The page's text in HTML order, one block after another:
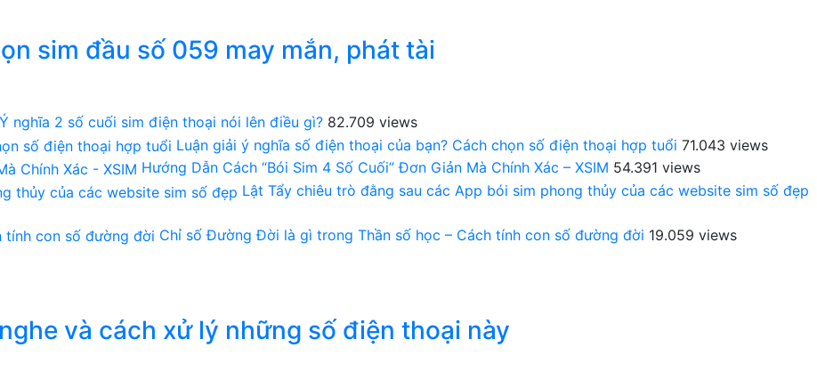
sim đầu số 059 may mắn, phát tài
Ý nghĩa 2 số cuối sim điện thoại nói lên điều gì? 82.709 views
Luận giải ý nghĩa số điện thoại của bạn? Cách chọn số điện thoại hợp tuổi 71.043 views
Hướng Dẫn Cách “Bói Sim 4 Số Cuối” Đơn Giản Mà Chính Xác – XSIM 54.391 views
Lật Tẩy chiêu trò đằng sau các App bói sim phong thủy của các website sim số đẹp
Chỉ số Đường Đời là gì trong Thần số học – Cách tính con số đường đời 19.059 views
và cách xử lý những số điện thoại này